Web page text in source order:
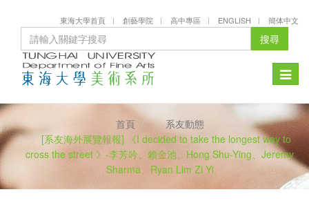
東海大學首頁 創藝學院 高中專區 ENGLISH 簡体中文
搜尋
Toggle
首頁
系友動態
[系友海外展覽報報] 《I decided to take the longest way to
cross the street 》-李芳吟、賴金池、Hong Shu-Ying、Jeremy
Sharma、Ryan Lim Zi Yi